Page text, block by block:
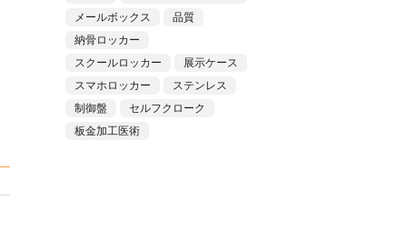
メールボックス
品質
納骨ロッカー
スクールロッカー
展示ケース
スマホロッカー
ステンレス
制御盤
セルフクローク
板金加工医術